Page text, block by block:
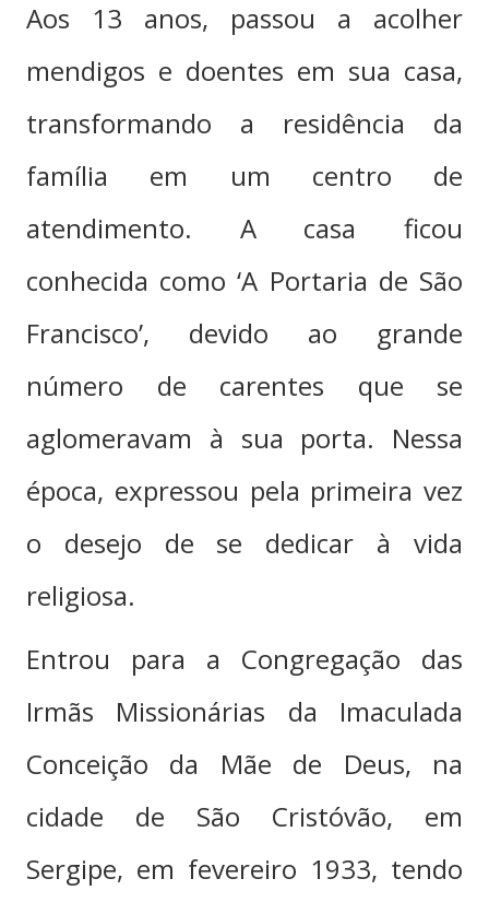
Aos 13 anos, passou a acolher
mendigos e doentes em sua casa,
transformando a residência da
família em um centro de
atendimento. A casa ficou
conhecida como ‘A Portaria de São
Francisco’, devido ao grande
número de carentes que se
aglomeravam à sua porta. Nessa
época, expressou pela primeira vez
o desejo de se dedicar à vida
religiosa.
Entrou para a Congregação das
Irmãs Missionárias da Imaculada
Conceição da Mãe de Deus, na
cidade de São Cristóvão, em
Sergipe, em fevereiro 1933, tendo